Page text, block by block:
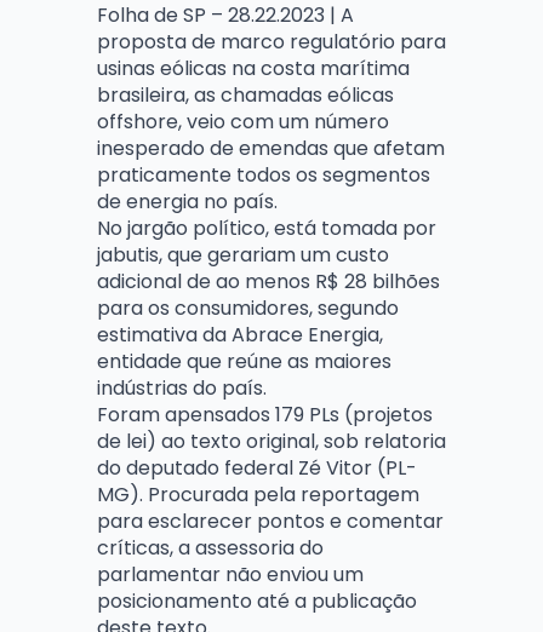
Folha de SP – 28.22.2023 | A
proposta de marco regulatório para
usinas eólicas na costa marítima
brasileira, as chamadas eólicas
offshore, veio com um número
inesperado de emendas que afetam
praticamente todos os segmentos
de energia no país.
No jargão político, está tomada por
jabutis, que gerariam um custo
adicional de ao menos R$ 28 bilhões
para os consumidores, segundo
estimativa da Abrace Energia,
entidade que reúne as maiores
indústrias do país.
Foram apensados 179 PLs (projetos
de lei) ao texto original, sob relatoria
do deputado federal Zé Vitor (PL-
MG). Procurada pela reportagem
para esclarecer pontos e comentar
críticas, a assessoria do
parlamentar não enviou um
posicionamento até a publicação